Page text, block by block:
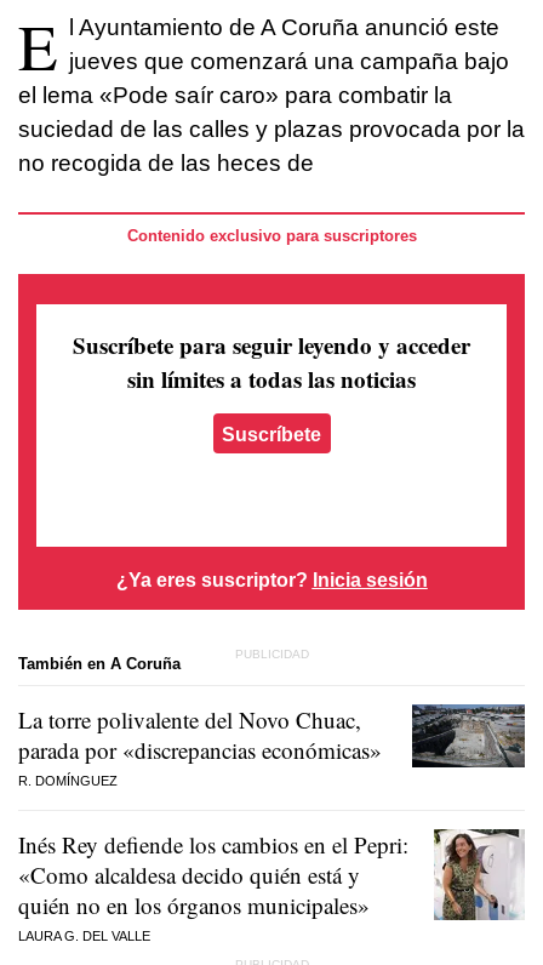
E l Ayuntamiento de A Coruña anunció este
jueves que comenzará una campaña bajo
el lema «Pode saír caro» para combatir la
suciedad de las calles y plazas provocada por la
no recogida de las heces de
Contenido exclusivo para suscriptores
Suscríbete para seguir leyendo y acceder
sin límites a todas las noticias
Suscríbete
¿Ya eres suscriptor? Inicia sesión
También en A Coruña
La torre polivalente del Novo Chuac,
parada por «discrepancias económicas»
R. DOMÍNGUEZ
Inés Rey defiende los cambios en el Pepri:
«Como alcaldesa decido quién está y
quién no en los órganos municipales»
LAURA G. DEL VALLE